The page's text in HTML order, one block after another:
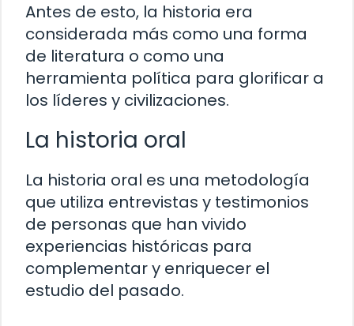
Antes de esto, la historia era
considerada más como una forma
de literatura o como una
herramienta política para glorificar a
los líderes y civilizaciones.
La historia oral
La historia oral es una metodología
que utiliza entrevistas y testimonios
de personas que han vivido
experiencias históricas para
complementar y enriquecer el
estudio del pasado.